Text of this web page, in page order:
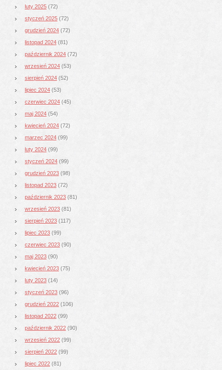
luty 2025 (72)
styczeń 2025 (72)
grudzień 2024 (72)
listopad 2024 (81)
październik 2024 (72)
wrzesień 2024 (53)
sierpień 2024 (52)
lipiec 2024 (53)
czerwiec 2024 (45)
maj 2024 (54)
kwiecień 2024 (72)
marzec 2024 (99)
luty 2024 (99)
styczeń 2024 (99)
grudzień 2023 (98)
listopad 2023 (72)
październik 2023 (81)
wrzesień 2023 (81)
sierpień 2023 (117)
lipiec 2023 (99)
czerwiec 2023 (90)
maj 2023 (90)
kwiecień 2023 (75)
luty 2023 (14)
styczeń 2023 (96)
grudzień 2022 (106)
listopad 2022 (99)
październik 2022 (90)
wrzesień 2022 (99)
sierpień 2022 (99)
lipiec 2022 (81)